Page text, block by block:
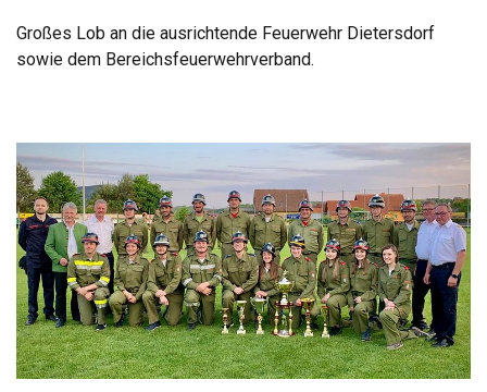
Großes Lob an die ausrichtende Feuerwehr Dietersdorf
sowie dem Bereichsfeuerwehrverband.